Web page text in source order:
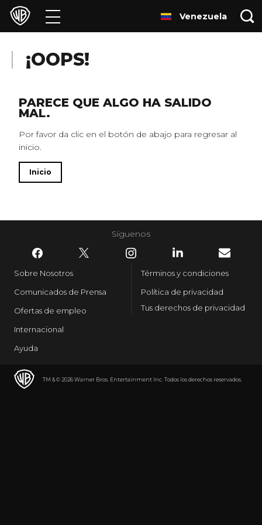
Películas
Franquicias
Colecciones
Noticias
HBO Max
Venezuela
¡OOPS!
PARECE QUE ALGO HA SALIDO
MAL.
Por favor da clic en el botón de abajo para regresar al
inicio.
Inicio
TM & © 2026 Warner Bros. Entertainment Inc. Todos los derechos reservados.
Síguenos
Sobre Nosotros
Comunicados de Prensa
Ofertas de empleo
Internacional
Ayuda
Términos y condiciones
Política de privacidad
Tus derechos de privacidad